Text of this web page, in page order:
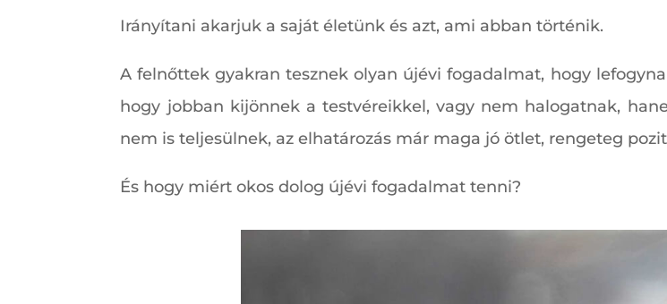
Irányítani akarjuk a saját életünk és azt, ami abban történik.
A felnőttek gyakran tesznek olyan újévi fogadalmat, hogy
hogy jobban kijönnek a testvéreikkel, vagy nem halogatnak,
nem is teljesülnek, az elhatározás már maga jó ötlet, rengeteg
És hogy miért okos dolog újévi fogadalmat tenni?